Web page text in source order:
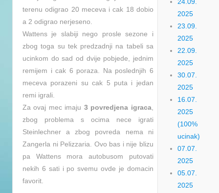
terenu odigrao 20 meceva i cak 18 dobio
a 2 odigrao nerjeseno.
Wattens je slabiji nego prosle sezone i
zbog toga su tek predzadnji na tabeli sa
ucinkom do sad od dvije pobjede, jednim
remijem i cak 6 poraza. Na poslednjih 6
meceva porazeni su cak 5 puta i jedan
remi igrali.
Za ovaj mec imaju 3 povredjena igraca,
zbog problema s ocima nece igrati
Steinlechner a zbog povreda nema ni
Zangerla ni Pelizzaria. Ovo bas i nije blizu
pa Wattens mora autobusom putovati
nekih 6 sati i po svemu ovde je domacin
favorit.
2025
23.09.
2025
22.09.
2025
30.07.
2025
16.07.
2025
(100%
ucinak)
07.07.
2025
05.07.
2025